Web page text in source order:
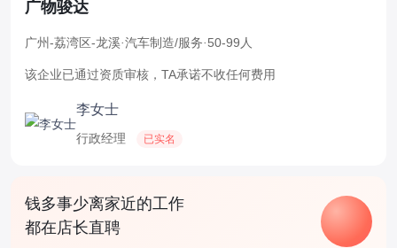
广物骏达
广州-荔湾区-龙溪·汽车制造/服务·50-99人
该企业已通过资质审核，TA承诺不收任何费用
李女士
行政经理 已实名
钱多事少离家近的工作
都在店长直聘